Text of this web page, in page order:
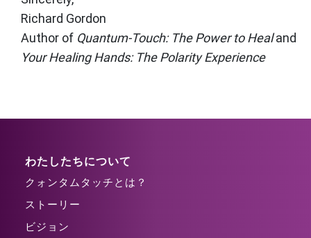
Richard Gordon
Author of Quantum-Touch: The Power to Healand
Your Healing Hands: The Polarity Experience
わたしたちについて
クォンタムタッチとは？
ストーリー
ビジョン